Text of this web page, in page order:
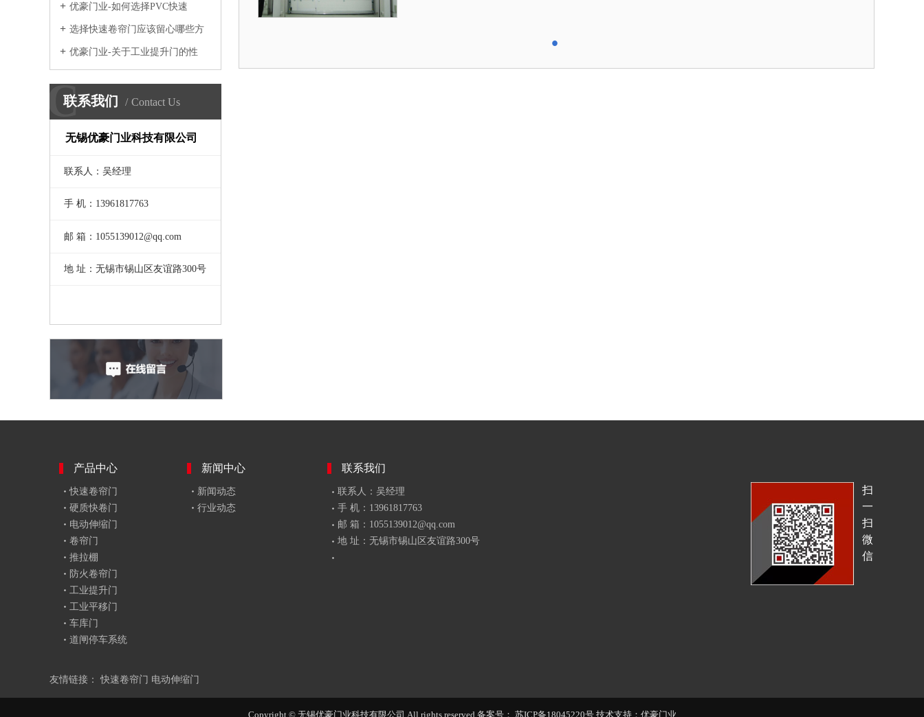
优豪门业-如何选择PVC快速
选择快速卷帘门应该留心哪些方
优豪门业-关于工业提升门的性
联系我们 Contact Us
C
无锡优豪门业科技有限公司
联系人：吴经理
手 机：13961817763
邮 箱：1055139012@qq.com
地 址：无锡市锡山区友谊路300号
产品中心
快速卷帘门
硬质快卷门
电动伸缩门
卷帘门
推拉棚
防火卷帘门
工业提升门
工业平移门
车库门
道闸停车系统
新闻中心
新闻动态
行业动态
联系我们
联系人：吴经理
手 机：13961817763
邮 箱：1055139012@qq.com
地 址：无锡市锡山区友谊路300号
扫
一
扫
微
信
友情链接：快速卷帘门 电动伸缩门
Copyright © 无锡优豪门业科技有限公司 All rights reserved 备案号： 苏ICP备18045220号技术支持： 优豪门业